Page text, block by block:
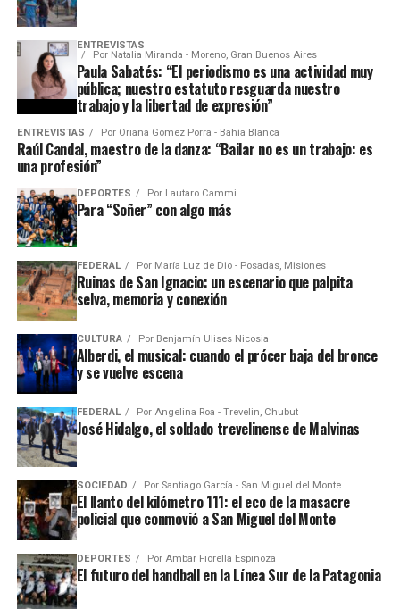
ENTREVISTAS
Por Natalia Miranda - Moreno, Gran Buenos Aires
Paula Sabatés: “El periodismo es una actividad muy
pública; nuestro estatuto resguarda nuestro
trabajo y la libertad de expresión”
ENTREVISTAS Por Oriana Gómez Porra - Bahía Blanca
Raúl Candal, maestro de la danza: “Bailar no es un trabajo: es
una profesión”
DEPORTES Por Lautaro Cammi
Para “Soñer” con algo más
FEDERAL Por María Luz de Dio - Posadas, Misiones
Ruinas de San Ignacio: un escenario que palpita
selva, memoria y conexión
CULTURA Por Benjamín Ulises Nicosia
Alberdi, el musical: cuando el prócer baja del bronce
y se vuelve escena
FEDERAL Por Angelina Roa - Trevelin, Chubut
José Hidalgo, el soldado trevelinense de Malvinas
SOCIEDAD Por Santiago García - San Miguel del Monte
El llanto del kilómetro 111: el eco de la masacre
policial que conmovió a San Miguel del Monte
DEPORTES Por Ambar Fiorella Espinoza
El futuro del handball en la Línea Sur de la Patagonia